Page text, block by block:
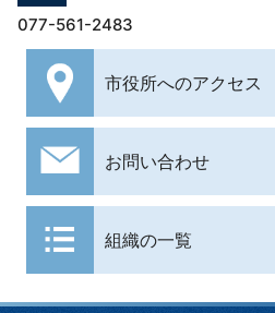
077-561-2483
市役所へのアクセス
お問い合わせ
組織の一覧